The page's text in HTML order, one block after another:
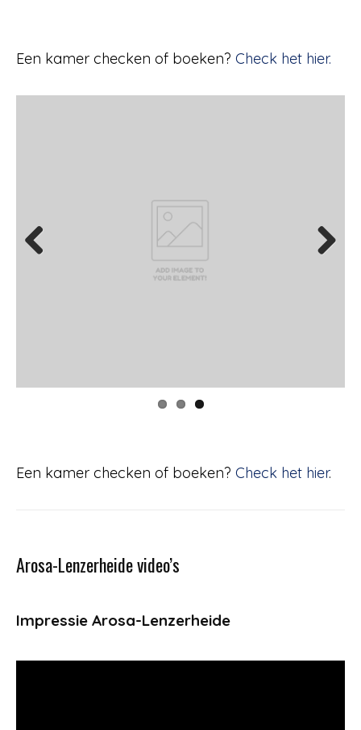
Een kamer checken of boeken? Check het hier.
Een kamer checken of boeken? Check het hier.
Arosa-Lenzerheide video’s
Impressie Arosa-Lenzerheide